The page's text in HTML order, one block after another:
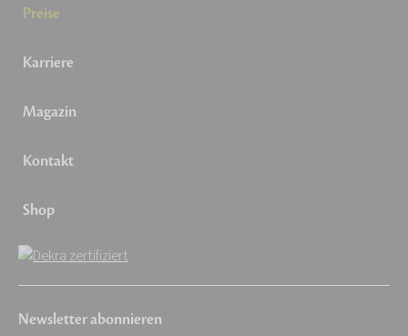
Preise
Karriere
Magazin
Kontakt
Shop
Newsletter abonnieren